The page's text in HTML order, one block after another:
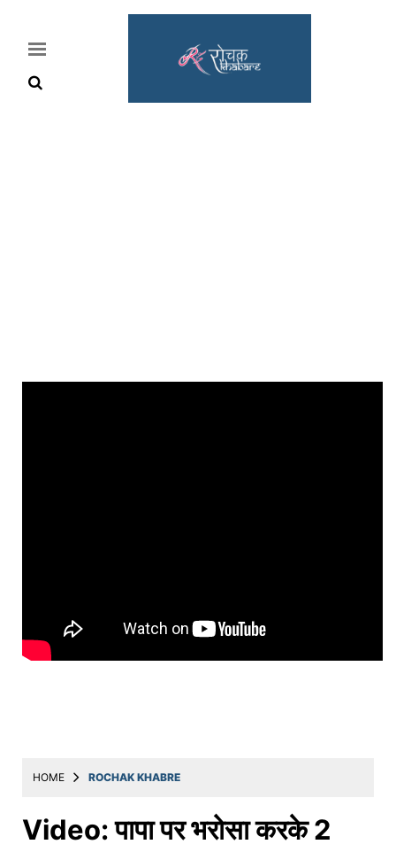
ट्रॅव्हल
खाना
HOME ROCHAK KHABRE
Video: पापा पर भरोसा करके 2